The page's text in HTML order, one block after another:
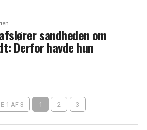
sandheden om
Derfor havde hun
1 AF 3 1 2 3